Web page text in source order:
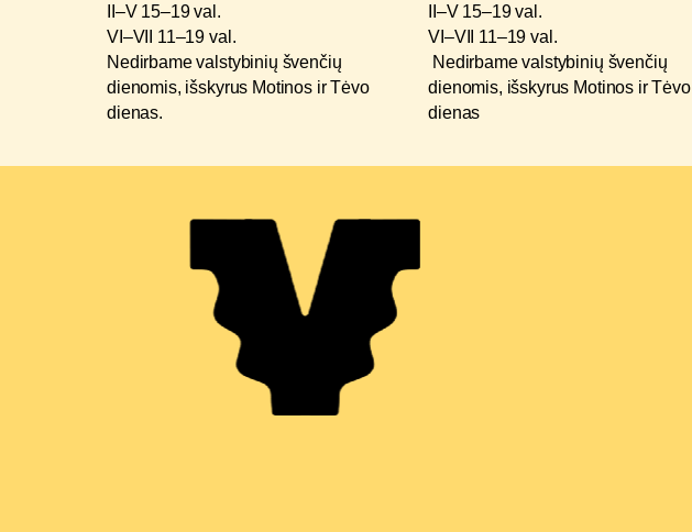
II–V 15–19 val.
VI–VII 11–19 val.
Nedirbame valstybinių švenčių
dienomis, išskyrus Motinos ir Tėvo
dienas.
II–V 15–19 val.
VI–VII 11–19 val.
Nedirbame valstybinių švenčių
dienomis, išskyrus Motinos ir Tėvo
dienas